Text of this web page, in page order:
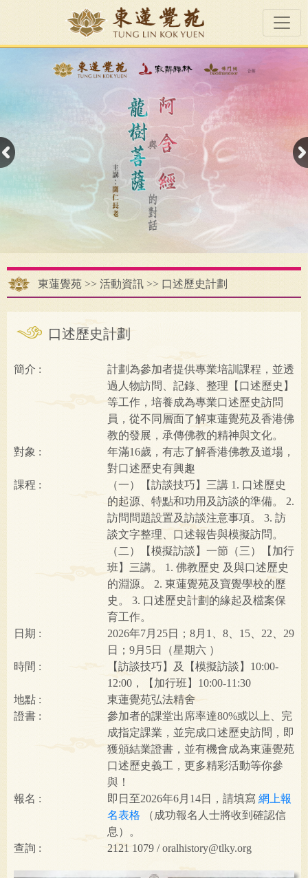
東蓮覺苑 >> 活動資訊 >> 口述歷史計劃
口述歷史計劃
簡介
計劃為參加者提供專業培訓課程，並透
過人物訪問、記錄、整理【口述歷史】
等工作，培養成為專業口述歷史訪問
員，從不同層面了解東蓮覺苑及香港佛
教的發展，承傳佛教的精神與文化。
對象
年滿16歲，有志了解香港佛教及道場，
對口述歷史有興趣
課程
（一）【訪談技巧】三講 1. 口述歷史
的起源、特點和功用及訪談的準備。 2.
訪問問題設置及訪談注意事項。 3. 訪
談文字整理、口述報告與模擬訪問。
（二）【模擬訪談】一節（三）【加行
班】三講。 1. 佛教歷史 及與口述歷史
的淵源。 2. 東蓮覺苑及寶覺學校的歷
史。 3. 口述歷史計劃的緣起及檔案保
育工作。
日期
2026年7月25日；8月1、8、15、22、29
日；9月5日（星期六 ）
時間
【訪談技巧】及【模擬訪談】10:00-
12:00，【加行班】10:00-11:30
地點
東蓮覺苑弘法精舍
證書
參加者的課堂出席率達80%或以上、完
成指定課業，並完成口述歷史訪問，即
獲頒結業證書，並有機會成為東蓮覺苑
口述歷史義工，更多精彩活動等你參
與！
報名
即日至2026年6月14日，請填寫 網上報
名表格 （成功報名人士將收到確認信
息）。
查詢
2121 1079 /oralhistory@tlky.org